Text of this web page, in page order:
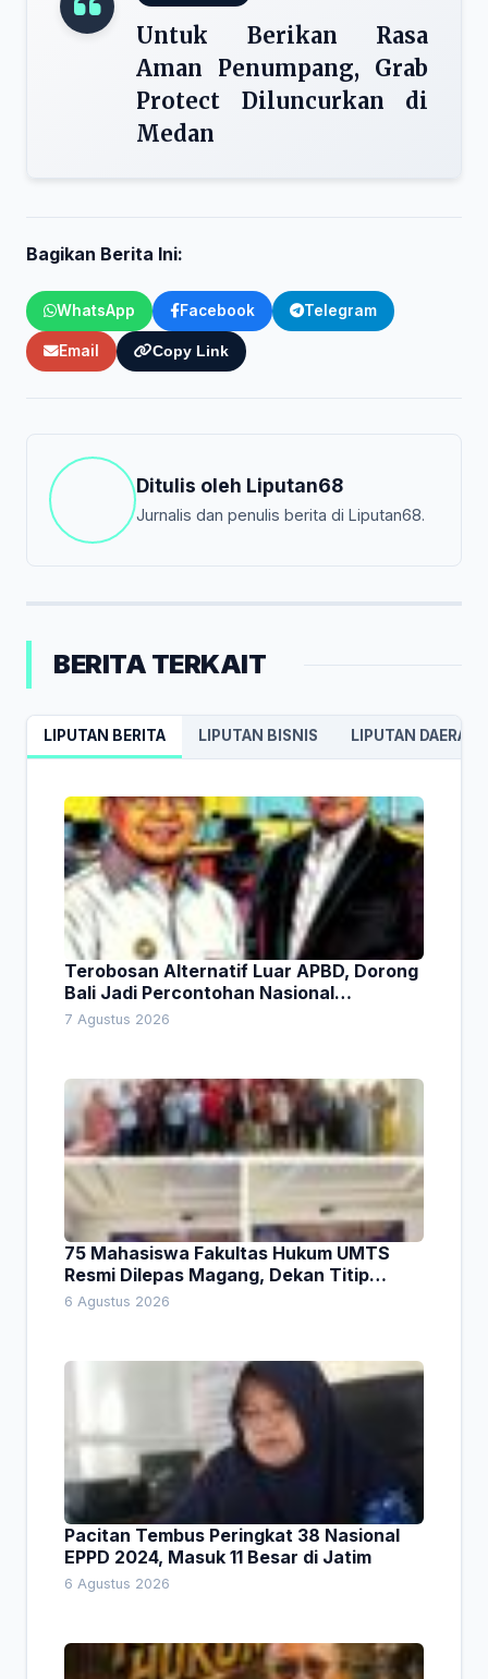
Untuk Berikan Rasa
Aman Penumpang, Grab
Protect Diluncurkan di
Medan
Bagikan Berita Ini:
WhatsApp Facebook Telegram
Email Copy Link
Ditulis oleh Liputan68
Jurnalis dan penulis berita di Liputan68.
BERITA TERKAIT
LIPUTAN BERITA LIPUTAN BISNIS LIPUTAN DAERAH
Terobosan Alternatif Luar APBD, Dorong
Bali Jadi Percontohan Nasional
Pembiayaan Daerah
7 Agustus 2026
75 Mahasiswa Fakultas Hukum UMTS
Resmi Dilepas Magang, Dekan Titip
Empat Pesan Penting
6 Agustus 2026
Pacitan Tembus Peringkat 38 Nasional
EPPD 2024, Masuk 11 Besar di Jatim
6 Agustus 2026